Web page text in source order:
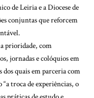
de Leiria e a Diocese de
conjuntas que reforcem
prioridade, com
jornadas e colóquios em
quais em parceria com
troca de experiências, o